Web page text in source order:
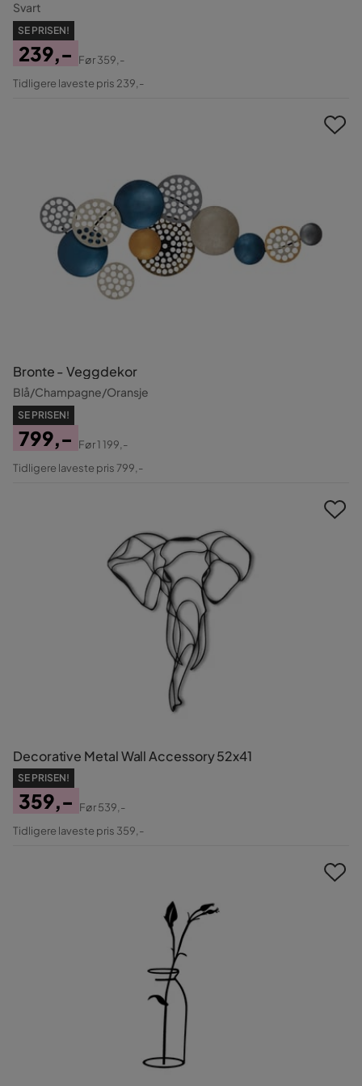
Svart
SE PRISEN!
Pris
239,-
Original
Før359,-
Tidligere laveste pris 239,-
Bronte - Veggdekor
Blå/Champagne/Oransje
SE PRISEN!
Pris
799,-
Original
Før1 199,-
Tidligere laveste pris 799,-
Decorative Metal Wall Accessory 52x41
SE PRISEN!
Pris
359,-
Original
Før539,-
Tidligere laveste pris 359,-